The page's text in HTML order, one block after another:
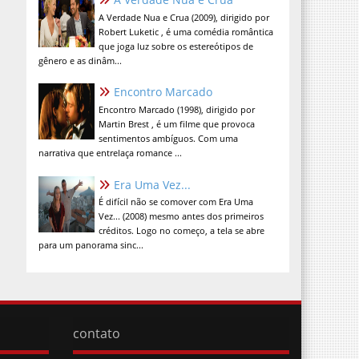
A Verdade Nua e Crua (2009), dirigido por
Robert Luketic , é uma comédia romântica
que joga luz sobre os estereótipos de
gênero e as dinâm...
Encontro Marcado
Encontro Marcado (1998), dirigido por
Martin Brest , é um filme que provoca
sentimentos ambíguos. Com uma
narrativa que entrelaça romance ...
Era Uma Vez...
É difícil não se comover com Era Uma
Vez... (2008) mesmo antes dos primeiros
créditos. Logo no começo, a tela se abre
para um panorama sinc...
contato